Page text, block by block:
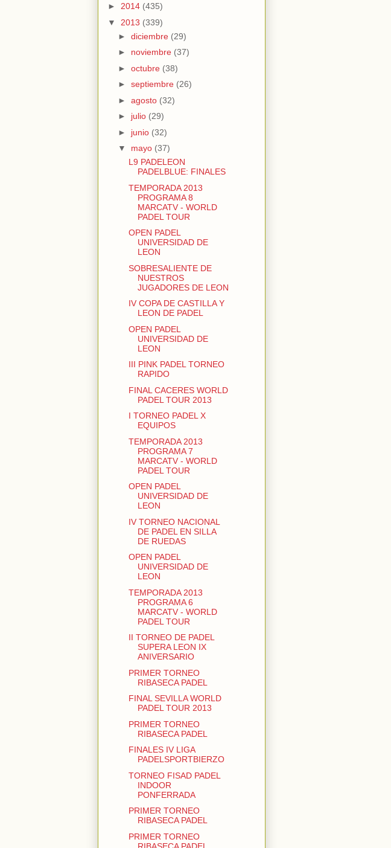
► 2014 (435)
▼ 2013 (339)
► diciembre (29)
► noviembre (37)
► octubre (38)
► septiembre (26)
► agosto (32)
► julio (29)
► junio (32)
▼ mayo (37)
L9 PADELEON
PADELBLUE: FINALES
TEMPORADA 2013
PROGRAMA 8
MARCATV - WORLD
PADEL TOUR
OPEN PADEL
UNIVERSIDAD DE
LEON
SOBRESALIENTE DE
NUESTROS
JUGADORES DE LEON
IV COPA DE CASTILLA Y
LEON DE PADEL
OPEN PADEL
UNIVERSIDAD DE
LEON
III PINK PADEL TORNEO
RAPIDO
FINAL CACERES WORLD
PADEL TOUR 2013
I TORNEO PADEL X
EQUIPOS
TEMPORADA 2013
PROGRAMA 7
MARCATV - WORLD
PADEL TOUR
OPEN PADEL
UNIVERSIDAD DE
LEON
IV TORNEO NACIONAL
DE PADEL EN SILLA
DE RUEDAS
OPEN PADEL
UNIVERSIDAD DE
LEON
TEMPORADA 2013
PROGRAMA 6
MARCATV - WORLD
PADEL TOUR
II TORNEO DE PADEL
SUPERA LEON IX
ANIVERSARIO
PRIMER TORNEO
RIBASECA PADEL
FINAL SEVILLA WORLD
PADEL TOUR 2013
PRIMER TORNEO
RIBASECA PADEL
FINALES IV LIGA
PADELSPORTBIERZO
TORNEO FISAD PADEL
INDOOR
PONFERRADA
PRIMER TORNEO
RIBASECA PADEL
PRIMER TORNEO
RIBASECA PADEL